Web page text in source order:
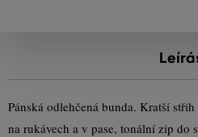
Pánská odlehčená bunda. Kratší
na rukávech a v pase, tonální zip do